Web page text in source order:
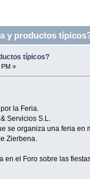
y productos
típicos?
»
la Feria.
Servicios S.L.
se organiza una feria en
Zierbena.
en el Foro sobre las